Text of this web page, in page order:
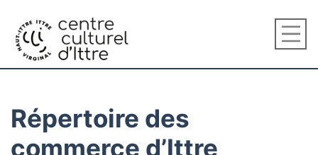
Répertoire des
commerce d’Ittre